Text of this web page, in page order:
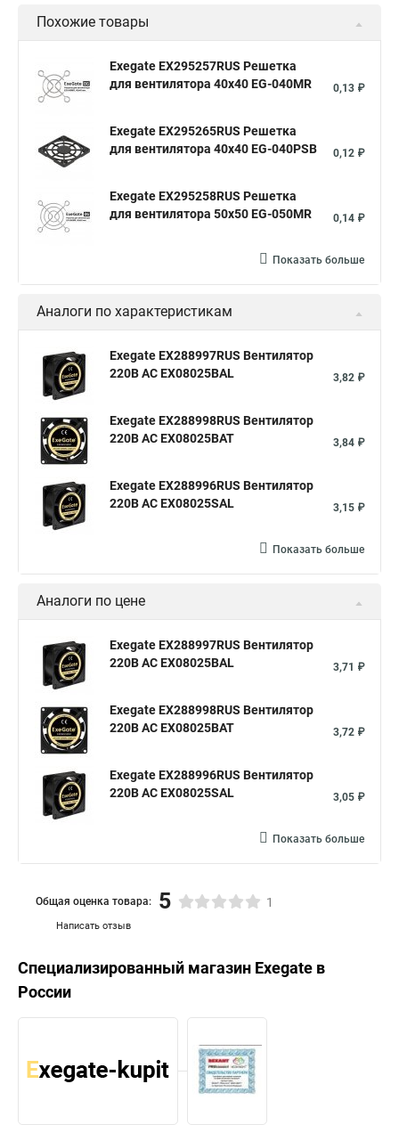
Похожие товары
Exegate EX295257RUS Решетка
для вентилятора 40x40 EG-040MR
0,13 ₽
Exegate EX295265RUS Решетка
для вентилятора 40x40 EG-040PSB
0,12 ₽
Exegate EX295258RUS Решетка
для вентилятора 50х50 EG-050MR
0,14 ₽
Показать больше
Аналоги по характеристикам
Exegate EX288997RUS Вентилятор
220В AC EX08025BAL
3,82 ₽
Exegate EX288998RUS Вентилятор
220В AC EX08025BAT
3,84 ₽
Exegate EX288996RUS Вентилятор
220В AC EX08025SAL
3,15 ₽
Показать больше
Аналоги по цене
Exegate EX288997RUS Вентилятор
220В AC EX08025BAL
3,71 ₽
Exegate EX288998RUS Вентилятор
220В AC EX08025BAT
3,72 ₽
Exegate EX288996RUS Вентилятор
220В AC EX08025SAL
3,05 ₽
Показать больше
Написать отзыв
Общая оценка товара: 5 1
Специализированный магазин Exegate в
России